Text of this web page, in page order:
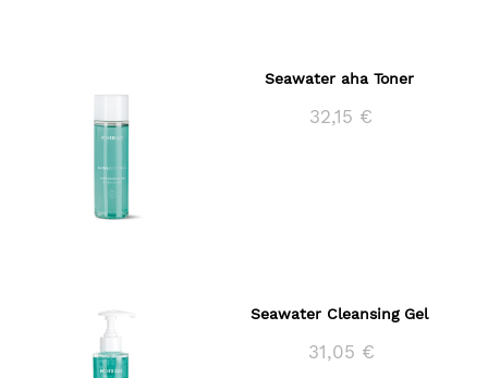
Seawater aha Toner
32,15 €
Seawater Cleansing Gel
31,05 €